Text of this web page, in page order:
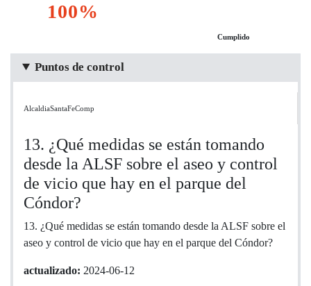
100%
Cumplido
Puntos de control
AlcaldiaSantaFeComp
13. ¿Qué medidas se están tomando
desde la ALSF sobre el aseo y control
de vicio que hay en el parque del
Cóndor?
13. ¿Qué medidas se están tomando desde la ALSF sobre el
aseo y control de vicio que hay en el parque del Cóndor?
actualizado: 2024-06-12